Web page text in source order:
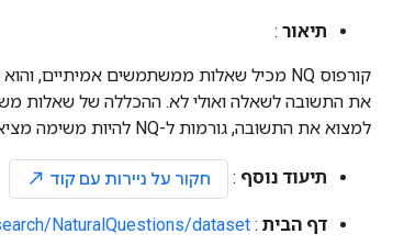
תיאור :
את התשובה לשאלה ואולי לא. ההכללה של שאלות
למצוא את התשובה, גורמות ל-NQ להיות משימה מציאותית ומאתגרת יותר ממערכי נתונים קודמים של QA.
תיעוד נוסף : חקור על ניירות עם קוד north_east
דף הבית :
NaturalQuestions/dataset